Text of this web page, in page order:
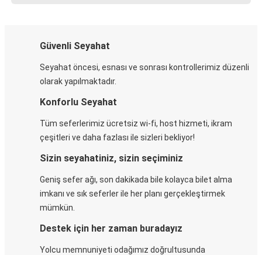
Güvenli Seyahat
Seyahat öncesi, esnası ve sonrası kontrollerimiz düzenli
olarak yapılmaktadır.
Konforlu Seyahat
Tüm seferlerimiz ücretsiz wi-fi, host hizmeti, ikram
çeşitleri ve daha fazlası ile sizleri bekliyor!
Sizin seyahatiniz, sizin seçiminiz
Geniş sefer ağı, son dakikada bile kolayca bilet alma
imkanı ve sık seferler ile her planı gerçekleştirmek
mümkün.
Destek için her zaman buradayız
Yolcu memnuniyeti odağımız doğrultusunda